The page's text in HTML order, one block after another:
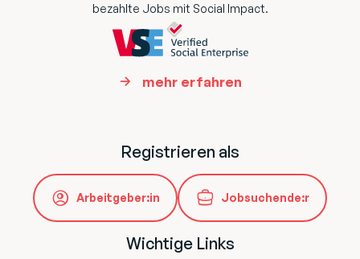
bezahlte Jobs mit Social Impact.
mehr erfahren
Registrieren als
Arbeitgeber:in Jobsuchende:r
Wichtige Links